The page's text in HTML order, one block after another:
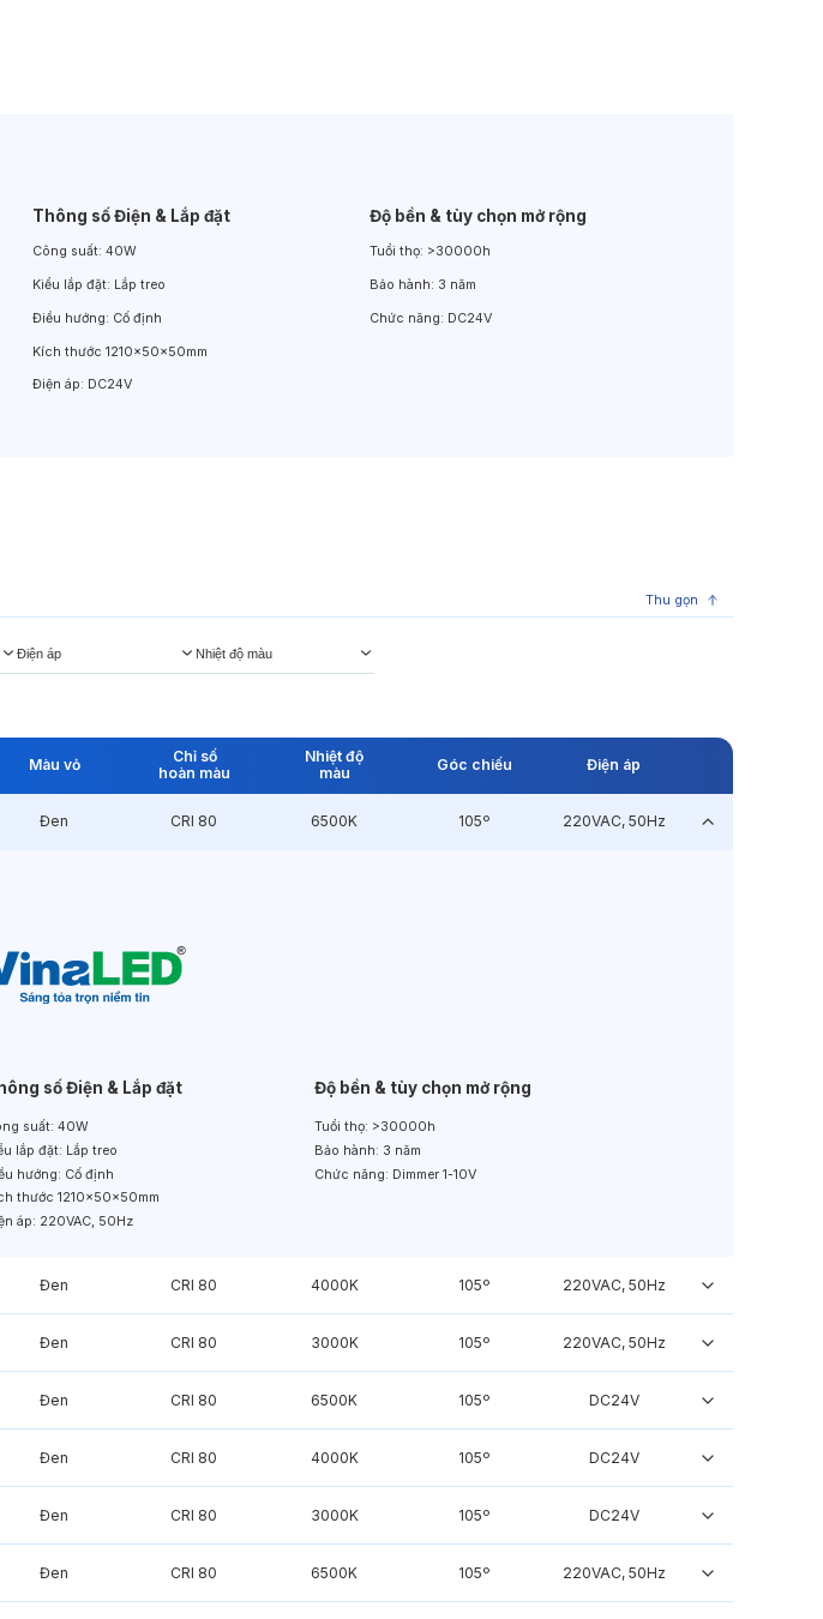
Thông số Điện & Lắp đặt
Công suất:40W
Kiểu lắp đặt: Lắp treo
Điều hướng: Cố định
Kích thước1210x50x50mm
Điện áp: DC24V
Độ bền & tùy chọn mở rộng
Tuổi thọ: >30000h
Bảo hành: 3 năm
Chức năng: DC24V
Thu gọn
Điện áp Nhiệt độ màu
Màu vỏ
Chỉ số
hoàn màu
Nhiệt độ
màu
Góc chiếu Điện áp
Đen CRI 80 6500K 105º 220VAC, 50Hz
số Điện & Lắp đặt
suất: 40W
lắp đặt: Lắp treo
hướng: Cố định
thước 1210x50x50mm
áp: 220VAC, 50Hz
Độ bền & tùy chọn mở rộng
Tuổi thọ: >30000h
Bảo hành: 3 năm
Chức năng: Dimmer 1-10V
Đen CRI 80 4000K 105º 220VAC, 50Hz
Đen CRI 80 3000K 105º 220VAC, 50Hz
Đen CRI 80 6500K 105º DC24V
Đen CRI 80 4000K 105º DC24V
Đen CRI 80 3000K 105º DC24V
Đen CRI 80 6500K 105º 220VAC, 50Hz